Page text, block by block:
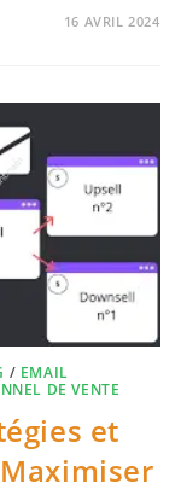
16 AVRIL 2024
/ EMAIL
DE VENTE
et